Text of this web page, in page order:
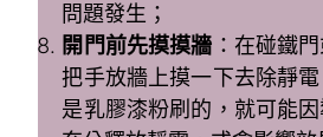
問題發生；
開門前先摸摸牆 ：在碰鐵
把手放牆上摸一下去除靜
是乳膠漆粉刷的，就可能